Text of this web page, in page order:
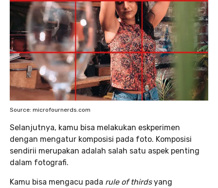
Source: microfournerds.com
Selanjutnya, kamu bisa melakukan eskperimen
dengan mengatur komposisi pada foto. Komposisi
sendirii merupakan adalah salah satu aspek penting
dalam fotografi.
Kamu bisa mengacu pada rule of thirdsyang